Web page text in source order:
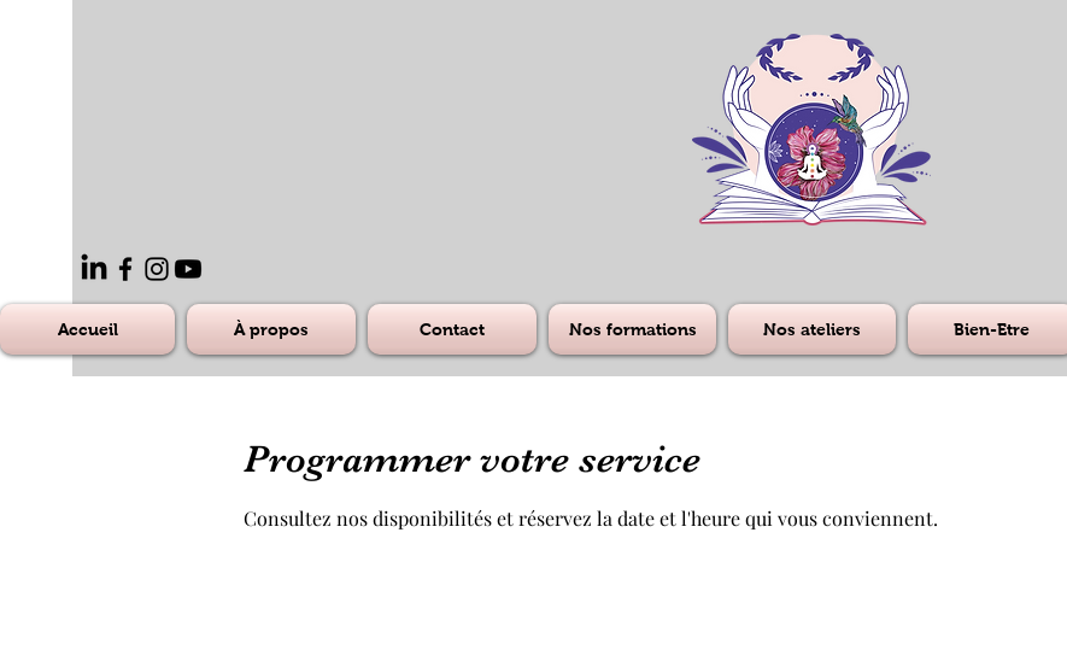
Accueil À propos Contact Nos formations Nos ateliers Bien-Etre
Programmer votre service
Consultez nos disponibilités et réservez la date et l'heure qui vous conviennent.